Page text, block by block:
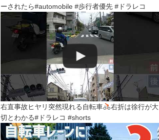
ーされたら#automobile #歩行者優先 #ドラレコ
右直事故ヒヤリ突然現れる自転車
右折は徐行が大
切とわかる#ドラレコ #shorts